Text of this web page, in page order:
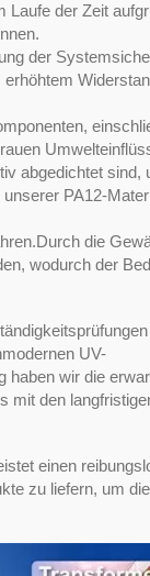
Laufe der Zeit
der
abgedichtet sind,
PA12-
die
wodurch der
UV-
haben wir die
mit den
einen
zu liefern, um